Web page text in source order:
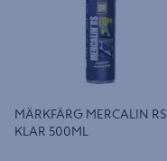
MÄRKFÄRG MERCALIN RS
KLAR 500ML